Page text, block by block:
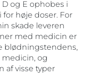
og E ophobes i
høje doser. For
skade leveren
med medicin er
blødningstendens,
og
af visse typer